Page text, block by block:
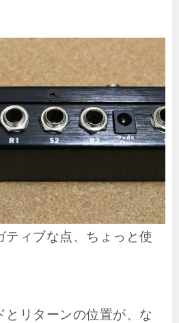
ティブな点、ちょっと使
とリターンの位置が、な